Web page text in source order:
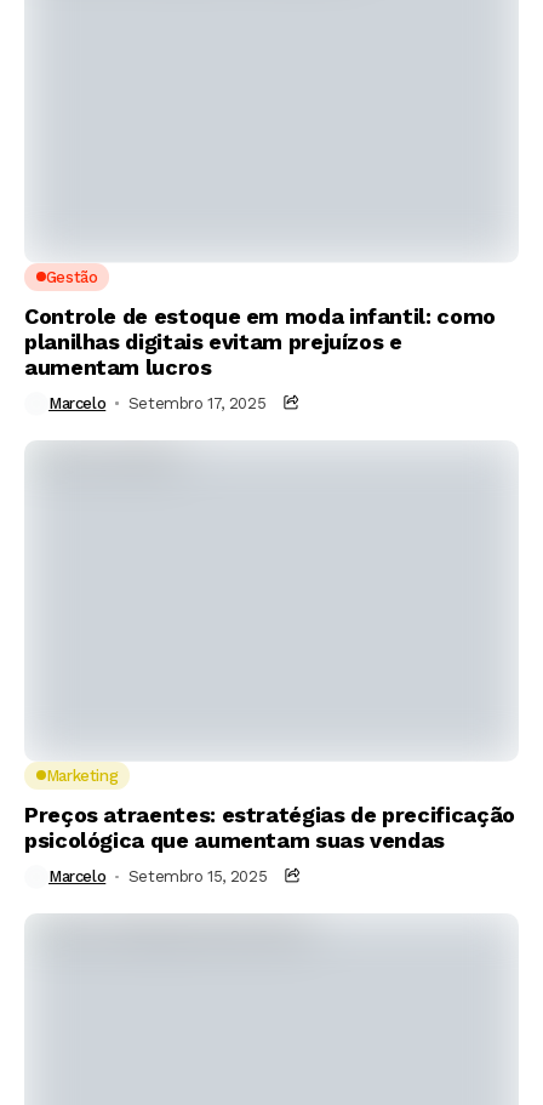
Gestão
Controle de estoque em moda infantil: como
planilhas digitais evitam prejuízos e
aumentam lucros
Marcelo Setembro 17, 2025
Marketing
Preços atraentes: estratégias de precificação
psicológica que aumentam suas vendas
Marcelo Setembro 15, 2025